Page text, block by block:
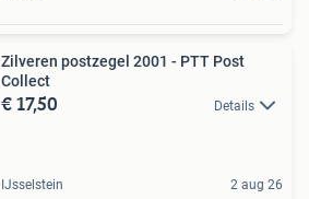
Zilveren postzegel 2001 - PTT Post
Collect
€ 17,50 Details
IJsselstein 2 aug 26